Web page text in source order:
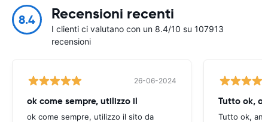
8.4 Recensioni recenti
I clienti ci valutano con un 8.4/10 su 107913
recensioni
26-06-2024
ok come sempre, utilizzo il
ok come sempre, utilizzo il sito da
Tutto ok,
Tutto ok,